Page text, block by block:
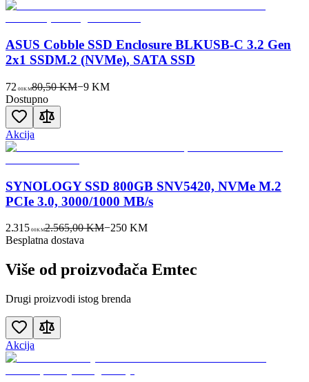
ASUS Cobble SSD Enclosure BLKUSB-C 3.2 Gen
2x1 SSDM.2 (NVMe), SATA SSD
72 00KM80,50 KM−9KM
Dostupno
Akcija
SYNOLOGY SSD 800GB SNV5420, NVMe M.2
PCIe 3.0, 3000/1000 MB/s
2.315 00KM2.565,00 KM−250KM
Besplatna dostava
Više od proizvođača Emtec
Drugi proizvodi istog brenda
Akcija